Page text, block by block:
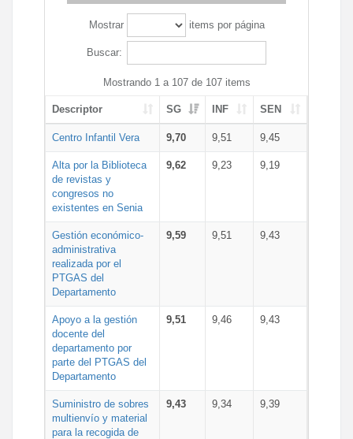
Mostrar items por página
Buscar:
Mostrando 1 a 107 de 107 items
Descriptor SG INF SEN
Centro Infantil Vera 9,70 9,51 9,45
Alta por la Biblioteca
de revistas y
congresos no
existentes en Senia
9,62 9,23 9,19
Gestión económico-
administrativa
realizada por el
PTGAS del
Departamento
9,59 9,51 9,43
Apoyo a la gestión
docente del
departamento por
parte del PTGAS del
Departamento
9,51 9,46 9,43
Suministro de sobres
multienvío y material
para la recogida de
9,43 9,34 9,39